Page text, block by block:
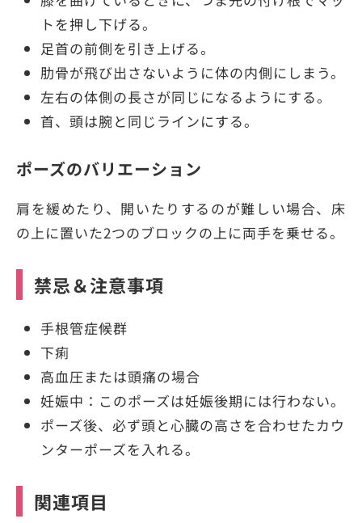
トを押し下げる。
足首の前側を引き上げる。
肋骨が飛び出さないように体の内側にしまう。
左右の体側の長さが同じになるようにする。
首、頭は腕と同じラインにする。
ポーズのバリエーション
肩を緩めたり、開いたりするのが難しい場合、床
の上に置いた2つのブロックの上に両手を乗せる。
禁忌＆注意事項
手根管症候群
下痢
高血圧または頭痛の場合
妊娠中：このポーズは妊娠後期には行わない。
ポーズ後、必ず頭と心臓の高さを合わせたカウ
ンターポーズを入れる。
関連項目